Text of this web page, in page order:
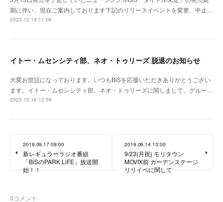
期に伴い、現在ご案内しております下記のリリースイベントを変更、中止…
2022.12.19 11:06
イトー・ムセンシティ部、ネオ・トゥリーズ 脱退のお知らせ
大変お世話になっております。いつもBiSを応援いただきありがとうござい
ます。イトー・ムセンシティ部、ネオ・トゥリーズに関しまして、グルー…
2022.12.16 12:59
2019.09.17 09:00
新レギュラーラジオ番組
「BiSのPARK LiFE」放送開
始！！
2019.09.14 13:00
9/23(月祝) モリタウン
MOVIX前 ガーデンステージ
リリイベに関して
0コメント